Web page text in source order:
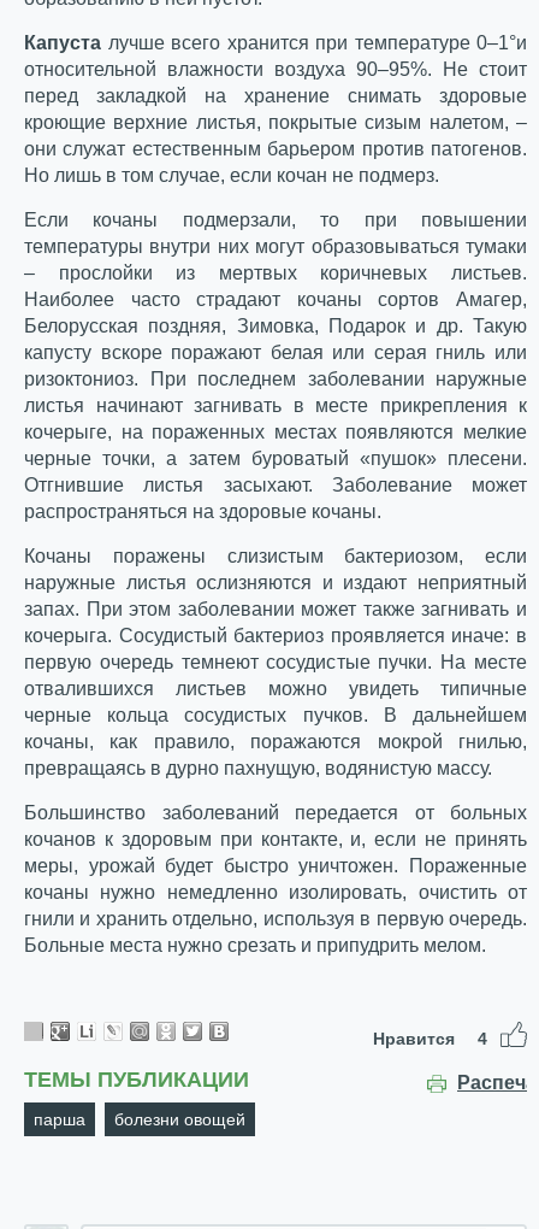
Капуста лучше всего хранится при температуре 0–1°и
относительной влажности воздуха 90–95%. Не стоит
перед закладкой на хранение снимать здоровые
кроющие верхние листья, покрытые сизым налетом, –
они служат естественным барьером против патогенов.
Но лишь в том случае, если кочан не подмерз.
Если кочаны подмерзали, то при повышении
температуры внутри них могут образовываться тумаки
– прослойки из мертвых коричневых листьев.
Наиболее часто страдают кочаны сортов Амагер,
Белорусская поздняя, Зимовка, Подарок и др. Такую
капусту вскоре поражают белая или серая гниль или
ризоктониоз. При последнем заболевании наружные
листья начинают загнивать в месте прикрепления к
кочерыге, на пораженных местах появляются мелкие
черные точки, а затем буроватый «пушок» плесени.
Отгнившие листья засыхают. Заболевание может
распространяться на здоровые кочаны.
Кочаны поражены слизистым бактериозом, если
наружные листья ослизняются и издают неприятный
запах. При этом заболевании может также загнивать и
кочерыга. Сосудистый бактериоз проявляется иначе: в
первую очередь темнеют сосудистые пучки. На месте
отвалившихся листьев можно увидеть типичные
черные кольца сосудистых пучков. В дальнейшем
кочаны, как правило, поражаются мокрой гнилью,
превращаясь в дурно пахнущую, водянистую массу.
Большинство заболеваний передается от больных
кочанов к здоровым при контакте, и, если не принять
меры, урожай будет быстро уничтожен. Пораженные
кочаны нужно немедленно изолировать, очистить от
гнили и хранить отдельно, используя в первую очередь.
Больные места нужно срезать и припудрить мелом.
Нравится 4
ТЕМЫ ПУБЛИКАЦИИ
парша болезни овощей